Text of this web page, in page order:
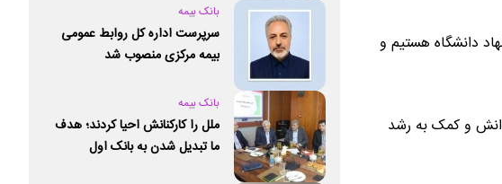
دانشگاه هستیم و
دانش و کمک به رشد
بانک بیمه
سرپرست اداره کل روابط عمومی
بیمه مرکزی منصوب شد
بانک بیمه
ملل را کارکنانش احیا کردند؛ هدف
ما تبدیل شدن به بانک اول